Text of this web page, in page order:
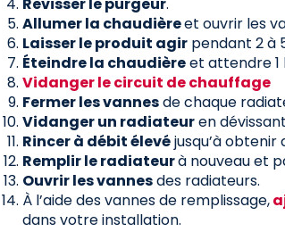
Revisser le purgeur.
Allumer la chaudièreet ouvrir les
Laisser le produit agir pendant 2 à
Éteindre la chaudièreet attendre 1
Vidanger le circuit de chauffage
Fermer les vannesde chaque
Vidanger un radiateuren
Rincer à débit élevéjusqu’à obtenir
Remplir le radiateurà nouveau et
Ouvrir les vannesdes radiateurs.
À l’aide des vannes de remplissage,
dans votre installation.